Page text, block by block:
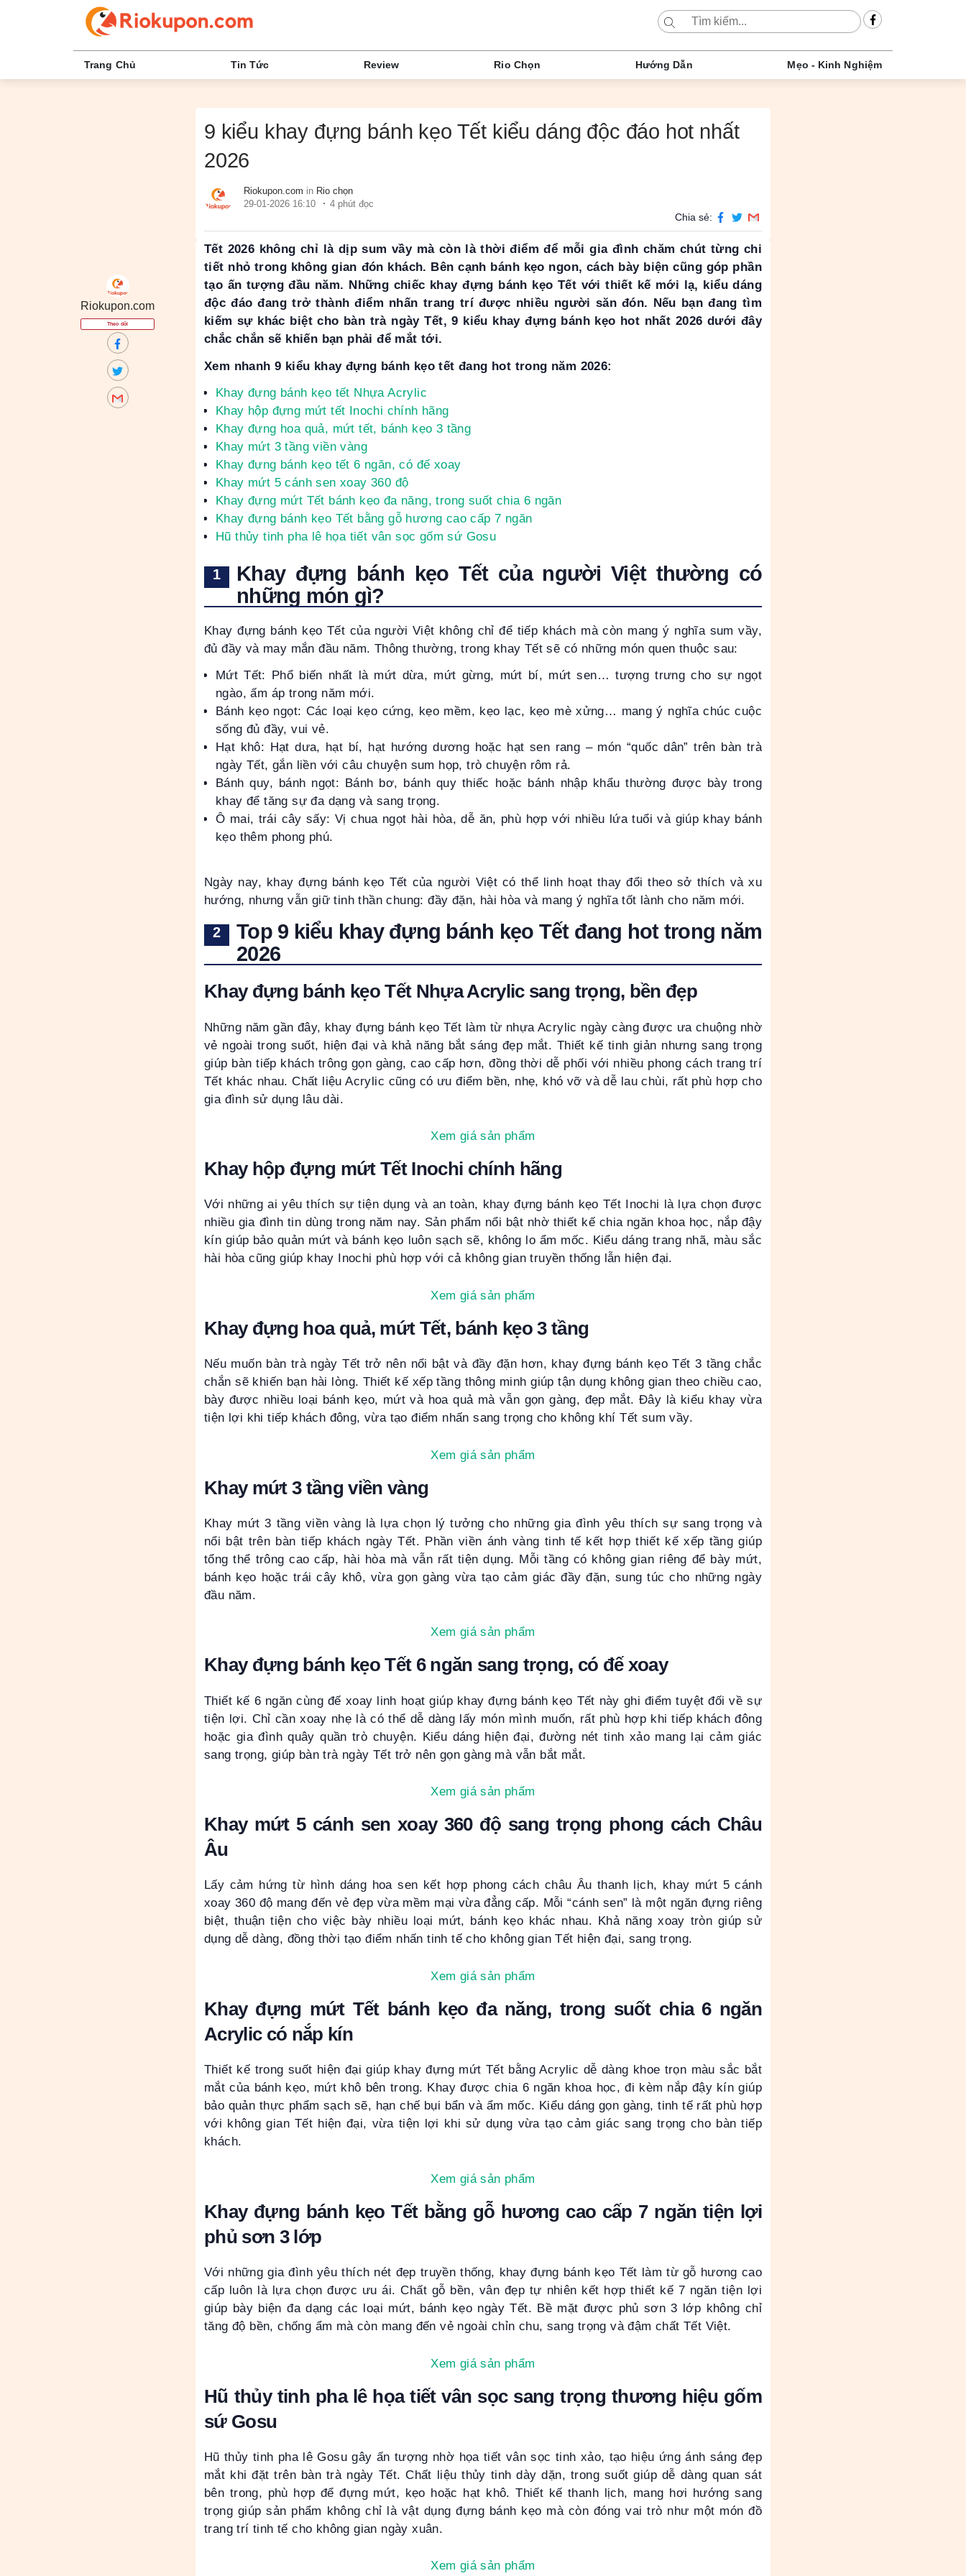
Trang Chủ Tin Tức Review Rio Chọn Hướng Dẫn Mẹo - Kinh Nghiệm
9 kiểu khay đựng bánh kẹo Tết kiểu dáng độc đáo hot nhất
2026
Riokupon.com in Rio chọn
29-01-2026 16:10
4 phút đọc
Chia sẻ:
Riokupon.com
Theo dõi
Tết 2026 không chỉ là dịp sum vầy mà còn là thời điểm để mỗi gia đình chăm chút từng chi
tiết nhỏ trong không gian đón khách. Bên cạnh bánh kẹo ngon, cách bày biện cũng góp phần
tạo ấn tượng đầu năm. Những chiếc khay đựng bánh kẹo Tết với thiết kế mới lạ, kiểu dáng
độc đáo đang trở thành điểm nhấn trang trí được nhiều người săn đón. Nếu bạn đang tìm
kiếm sự khác biệt cho bàn trà ngày Tết, 9 kiểu khay đựng bánh kẹo hot nhất 2026 dưới đây
chắc chắn sẽ khiến bạn phải để mắt tới.
Xem nhanh 9 kiểu khay đựng bánh kẹo tết đang hot trong năm 2026:
Khay đựng bánh kẹo tết Nhựa Acrylic
Khay hộp đựng mứt tết Inochi chính hãng
Khay đựng hoa quả, mứt tết, bánh kẹo 3 tầng
Khay mứt 3 tầng viền vàng
Khay đựng bánh kẹo tết 6 ngăn, có đế xoay
Khay mứt 5 cánh sen xoay 360 độ
Khay đựng mứt Tết bánh kẹo đa năng, trong suốt chia 6 ngăn
Khay đựng bánh kẹo Tết bằng gỗ hương cao cấp 7 ngăn
Hũ thủy tinh pha lê họa tiết vân sọc gốm sứ Gosu
Khay đựng bánh kẹo Tết của người Việt thường có
những món gì?
Khay đựng bánh kẹo Tết của người Việt không chỉ để tiếp khách mà còn mang ý nghĩa sum vầy,
đủ đầy và may mắn đầu năm. Thông thường, trong khay Tết sẽ có những món quen thuộc sau:
Mứt Tết: Phổ biến nhất là mứt dừa, mứt gừng, mứt bí, mứt sen… tượng trưng cho sự ngọt
ngào, ấm áp trong năm mới.
Bánh kẹo ngọt: Các loại kẹo cứng, kẹo mềm, kẹo lạc, kẹo mè xửng… mang ý nghĩa chúc cuộc
sống đủ đầy, vui vẻ.
Hạt khô: Hạt dưa, hạt bí, hạt hướng dương hoặc hạt sen rang – món “quốc dân” trên bàn trà
ngày Tết, gắn liền với câu chuyện sum họp, trò chuyện rôm rả.
Bánh quy, bánh ngọt: Bánh bơ, bánh quy thiếc hoặc bánh nhập khẩu thường được bày trong
khay để tăng sự đa dạng và sang trọng.
Ô mai, trái cây sấy: Vị chua ngọt hài hòa, dễ ăn, phù hợp với nhiều lứa tuổi và giúp khay bánh
kẹo thêm phong phú.
Ngày nay, khay đựng bánh kẹo Tết của người Việt có thể linh hoạt thay đổi theo sở thích và xu
hướng, nhưng vẫn giữ tinh thần chung: đầy đặn, hài hòa và mang ý nghĩa tốt lành cho năm mới.
Top 9 kiểu khay đựng bánh kẹo Tết đang hot trong năm
2026
Khay đựng bánh kẹo Tết Nhựa Acrylic sang trọng, bền đẹp
Những năm gần đây, khay đựng bánh kẹo Tết làm từ nhựa Acrylic ngày càng được ưa chuộng nhờ
vẻ ngoài trong suốt, hiện đại và khả năng bắt sáng đẹp mắt. Thiết kế tinh giản nhưng sang trọng
giúp bàn tiếp khách trông gọn gàng, cao cấp hơn, đồng thời dễ phối với nhiều phong cách trang trí
Tết khác nhau. Chất liệu Acrylic cũng có ưu điểm bền, nhẹ, khó vỡ và dễ lau chùi, rất phù hợp cho
gia đình sử dụng lâu dài.
Xem giá sản phẩm
Khay hộp đựng mứt Tết Inochi chính hãng
Với những ai yêu thích sự tiện dụng và an toàn, khay đựng bánh kẹo Tết Inochi là lựa chọn được
nhiều gia đình tin dùng trong năm nay. Sản phẩm nổi bật nhờ thiết kế chia ngăn khoa học, nắp đậy
kín giúp bảo quản mứt và bánh kẹo luôn sạch sẽ, không lo ẩm mốc. Kiểu dáng trang nhã, màu sắc
hài hòa cũng giúp khay Inochi phù hợp với cả không gian truyền thống lẫn hiện đại.
Xem giá sản phẩm
Khay đựng hoa quả, mứt Tết, bánh kẹo 3 tầng
Nếu muốn bàn trà ngày Tết trở nên nổi bật và đầy đặn hơn, khay đựng bánh kẹo Tết 3 tầng chắc
chắn sẽ khiến bạn hài lòng. Thiết kế xếp tầng thông minh giúp tận dụng không gian theo chiều cao,
bày được nhiều loại bánh kẹo, mứt và hoa quả mà vẫn gọn gàng, đẹp mắt. Đây là kiểu khay vừa
tiện lợi khi tiếp khách đông, vừa tạo điểm nhấn sang trọng cho không khí Tết sum vầy.
Xem giá sản phẩm
Khay mứt 3 tầng viền vàng
Khay mứt 3 tầng viền vàng là lựa chọn lý tưởng cho những gia đình yêu thích sự sang trọng và
nổi bật trên bàn tiếp khách ngày Tết. Phần viền ánh vàng tinh tế kết hợp thiết kế xếp tầng giúp
tổng thể trông cao cấp, hài hòa mà vẫn rất tiện dụng. Mỗi tầng có không gian riêng để bày mứt,
bánh kẹo hoặc trái cây khô, vừa gọn gàng vừa tạo cảm giác đầy đặn, sung túc cho những ngày
đầu năm.
Xem giá sản phẩm
Khay đựng bánh kẹo Tết 6 ngăn sang trọng, có đế xoay
Thiết kế 6 ngăn cùng đế xoay linh hoạt giúp khay đựng bánh kẹo Tết này ghi điểm tuyệt đối về sự
tiện lợi. Chỉ cần xoay nhẹ là có thể dễ dàng lấy món mình muốn, rất phù hợp khi tiếp khách đông
hoặc gia đình quây quần trò chuyện. Kiểu dáng hiện đại, đường nét tinh xảo mang lại cảm giác
sang trọng, giúp bàn trà ngày Tết trở nên gọn gàng mà vẫn bắt mắt.
Xem giá sản phẩm
Khay mứt 5 cánh sen xoay 360 độ sang trọng phong cách Châu
Âu
Lấy cảm hứng từ hình dáng hoa sen kết hợp phong cách châu Âu thanh lịch, khay mứt 5 cánh
xoay 360 độ mang đến vẻ đẹp vừa mềm mại vừa đẳng cấp. Mỗi “cánh sen” là một ngăn đựng riêng
biệt, thuận tiện cho việc bày nhiều loại mứt, bánh kẹo khác nhau. Khả năng xoay tròn giúp sử
dụng dễ dàng, đồng thời tạo điểm nhấn tinh tế cho không gian Tết hiện đại, sang trọng.
Xem giá sản phẩm
Khay đựng mứt Tết bánh kẹo đa năng, trong suốt chia 6 ngăn
Acrylic có nắp kín
Thiết kế trong suốt hiện đại giúp khay đựng mứt Tết bằng Acrylic dễ dàng khoe trọn màu sắc bắt
mắt của bánh kẹo, mứt khô bên trong. Khay được chia 6 ngăn khoa học, đi kèm nắp đậy kín giúp
bảo quản thực phẩm sạch sẽ, hạn chế bụi bẩn và ẩm mốc. Kiểu dáng gọn gàng, tinh tế rất phù hợp
với không gian Tết hiện đại, vừa tiện lợi khi sử dụng vừa tạo cảm giác sang trọng cho bàn tiếp
khách.
Xem giá sản phẩm
Khay đựng bánh kẹo Tết bằng gỗ hương cao cấp 7 ngăn tiện lợi
phủ sơn 3 lớp
Với những gia đình yêu thích nét đẹp truyền thống, khay đựng bánh kẹo Tết làm từ gỗ hương cao
cấp luôn là lựa chọn được ưu ái. Chất gỗ bền, vân đẹp tự nhiên kết hợp thiết kế 7 ngăn tiện lợi
giúp bày biện đa dạng các loại mứt, bánh kẹo ngày Tết. Bề mặt được phủ sơn 3 lớp không chỉ
tăng độ bền, chống ẩm mà còn mang đến vẻ ngoài chỉn chu, sang trọng và đậm chất Tết Việt.
Xem giá sản phẩm
Hũ thủy tinh pha lê họa tiết vân sọc sang trọng thương hiệu gốm
sứ Gosu
Hũ thủy tinh pha lê Gosu gây ấn tượng nhờ họa tiết vân sọc tinh xảo, tạo hiệu ứng ánh sáng đẹp
mắt khi đặt trên bàn trà ngày Tết. Chất liệu thủy tinh dày dặn, trong suốt giúp dễ dàng quan sát
bên trong, phù hợp để đựng mứt, kẹo hoặc hạt khô. Thiết kế thanh lịch, mang hơi hướng sang
trọng giúp sản phẩm không chỉ là vật dụng đựng bánh kẹo mà còn đóng vai trò như một món đồ
trang trí tinh tế cho không gian ngày xuân.
Xem giá sản phẩm